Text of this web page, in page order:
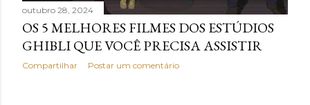
outubro 28, 2024
OS 5 MELHORES FILMES DOS ESTÚDIOS
GHIBLI QUE VOCÊ PRECISA ASSISTIR
Compartilhar Postar um comentário